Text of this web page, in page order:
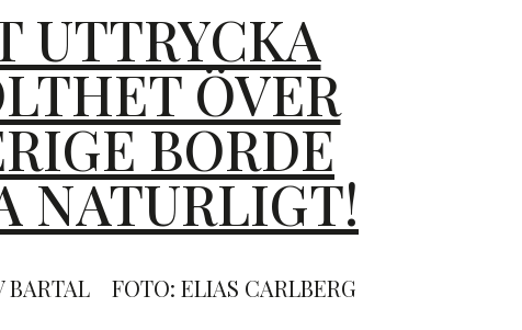
UTTRYCKA
ÖVER
BORDE
NATURLIGT!
BARTAL
FOTO: ELIAS CARLBERG